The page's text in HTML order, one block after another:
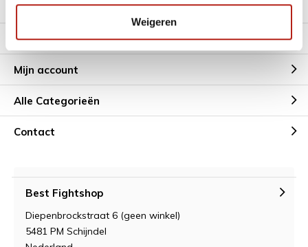
Weigeren
Meer informatie
Klantenservice
Mijn account
Alle Categorieën
Contact
Best Fightshop
Diepenbrockstraat 6 (geen winkel)
5481 PM Schijndel